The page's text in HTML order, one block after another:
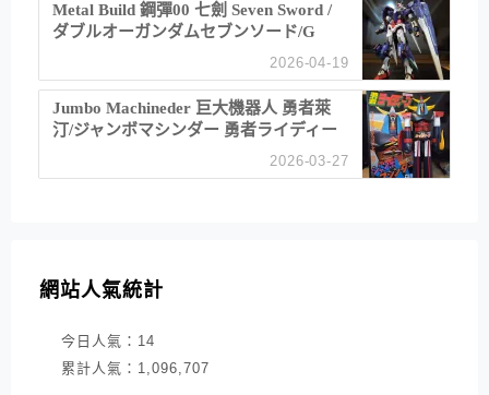
Metal Build 鋼彈00 七劍 Seven Sword /
ダブルオーガンダムセブンソード/G
2026-04-19
Jumbo Machineder 巨大機器人 勇者萊
汀/ジャンボマシンダー 勇者ライディー
2026-03-27
網站人氣統計
今日人氣： 14
累計人氣： 1,096,707